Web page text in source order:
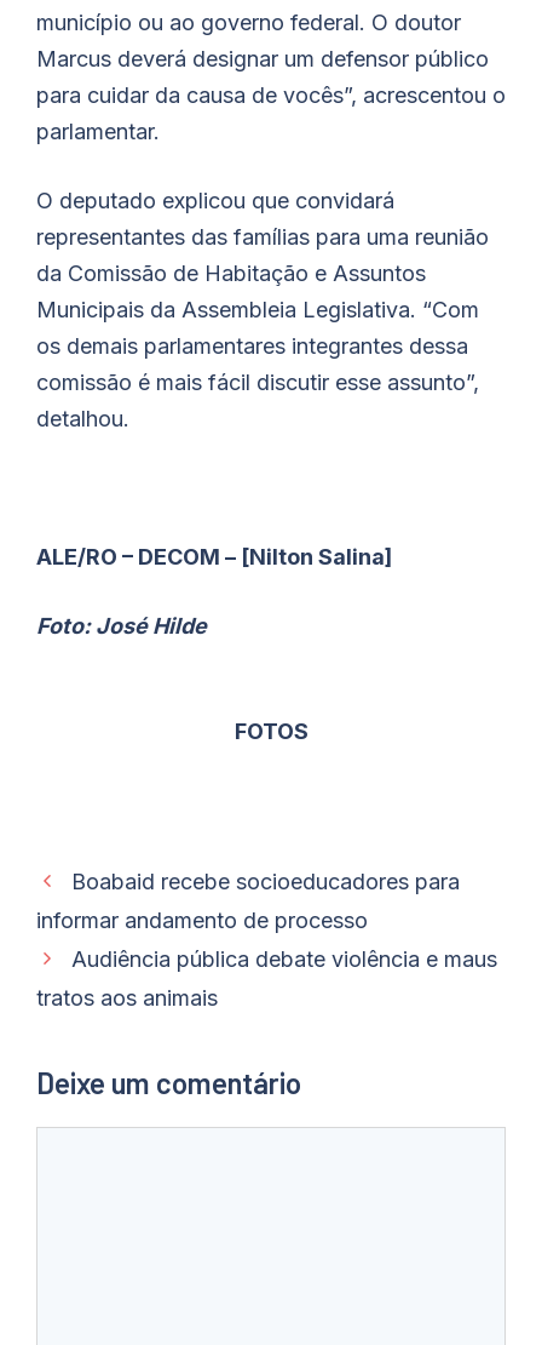
município ou ao governo federal. O doutor
Marcus deverá designar um defensor público
para cuidar da causa de vocês”, acrescentou o
parlamentar.
O deputado explicou que convidará
representantes das famílias para uma reunião
da Comissão de Habitação e Assuntos
Municipais da Assembleia Legislativa. “Com
os demais parlamentares integrantes dessa
comissão é mais fácil discutir esse assunto”,
detalhou.
ALE/RO – DECOM – [Nilton Salina]
Foto: José Hilde
FOTOS
Boabaid recebe socioeducadores para
informar andamento de processo
Audiência pública debate violência e maus
tratos aos animais
Deixe um comentário